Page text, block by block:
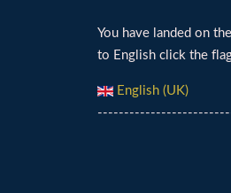
You have landed on
to English click the
English (UK)